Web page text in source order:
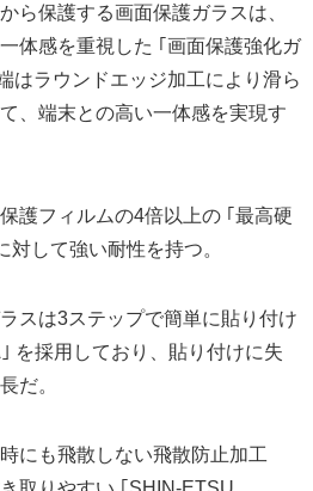
ら保護する画面保護ガラスは、
体感を重視した ｢画面保護強化ガ
はラウンドエッジ加工により滑ら
、端末との高い一体感を実現す
護フィルムの4倍以上の ｢最高硬
対して強い耐性を持つ。
スは3ステップで簡単に貼り付け
を採用しており、貼り付けに失
だ。
にも飛散しない飛散防止加工